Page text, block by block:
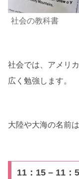
社会の教科書
社会では、アメリ
広く勉強します。
大陸や大海の名前
11：15 – 11：